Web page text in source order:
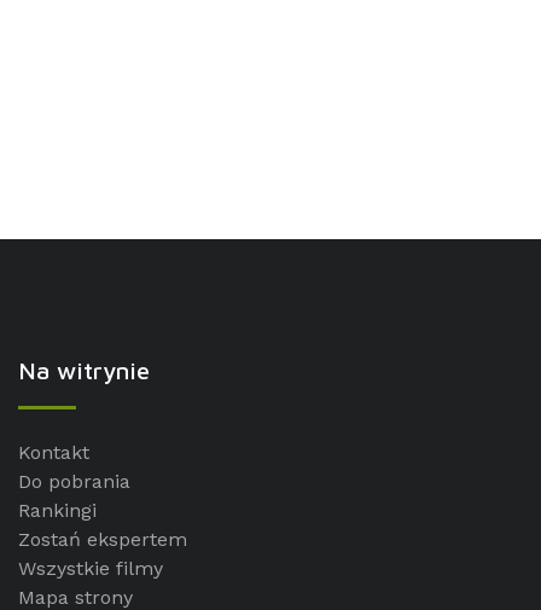
Na witrynie
Kontakt
Do pobrania
Rankingi
Zostań ekspertem
Wszystkie filmy
Mapa strony